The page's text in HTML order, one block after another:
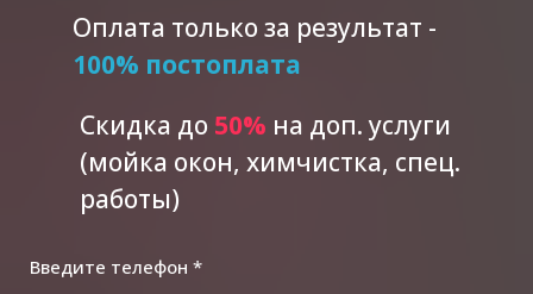
Оплата только за результат -
100% постоплата
Скидка до 50% на доп. услуги
(мойка окон, химчистка, спец.
работы)
Введите телефон *